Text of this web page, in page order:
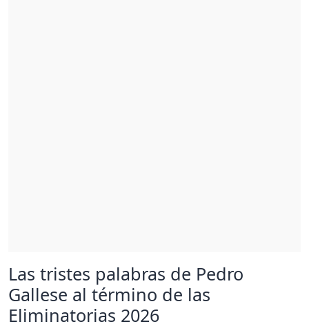
Las tristes palabras de Pedro
Gallese al término de las
Eliminatorias 2026